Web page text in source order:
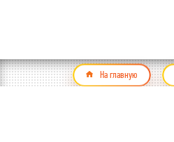
На главную